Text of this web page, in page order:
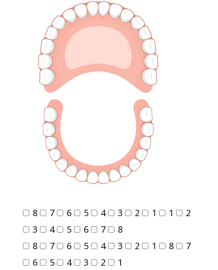
8 7 6 5 4 3 2 1 1
2
3
4 5 6 7
8
8
7 6 5 4 3 2 1 8
7
6
5 4 3 2
1